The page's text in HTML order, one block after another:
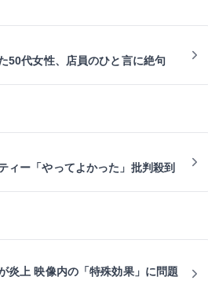
50代女性、店員のひと言に絶句
ィー「やってよかった」批判殺到
炎上 映像内の「特殊効果」に問題